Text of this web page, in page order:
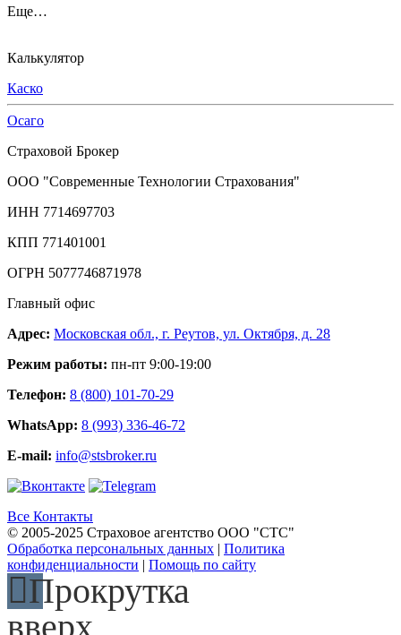
Еще…
Калькулятор
Каско
Осаго
Страховой Брокер
ООО "Современные Технологии Страхования"
ИНН 7714697703
КПП 771401001
ОГРН 5077746871978
Главный офис
Адрес: Московская обл., г. Реутов, ул. Октября, д. 28
Режим работы: пн-пт 9:00-19:00
Телефон: 8 (800) 101-70-29
WhatsApp: 8 (993) 336-46-72
E-mail: info@stsbroker.ru
Все Контакты
© 2005-2025 Страховое агентство ООО "СТС"
Обработка персональных данных
Политика
конфиденциальности
Помощь по сайту
Прокрутка
вверх